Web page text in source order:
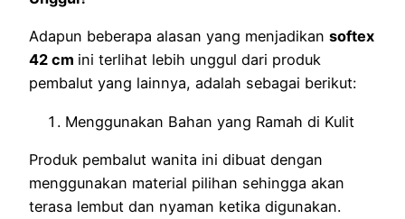
Adapun beberapa alasan yang menjadikan softex
42 cm ini terlihat lebih unggul dari produk
pembalut yang lainnya, adalah sebagai berikut:
Menggunakan Bahan yang Ramah di Kulit
Produk pembalut wanita ini dibuat dengan
menggunakan material pilihan sehingga akan
terasa lembut dan nyaman ketika digunakan.